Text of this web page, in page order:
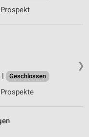
❯
|
Geschlossen
von